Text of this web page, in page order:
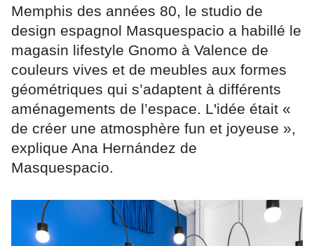
Memphis des années 80, le studio de
design espagnol Masquespacio a habillé le
magasin lifestyle Gnomo à Valence de
couleurs vives et de meubles aux formes
géométriques qui s’adaptent à différents
aménagements de l’espace. L'idée était «
de créer une atmosphère fun et joyeuse »,
explique Ana Hernández de
Masquespacio.